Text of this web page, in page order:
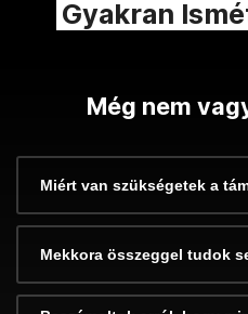
Gyakran
Még nem
Miért van szükségetek a
Mekkora összeggel tudok